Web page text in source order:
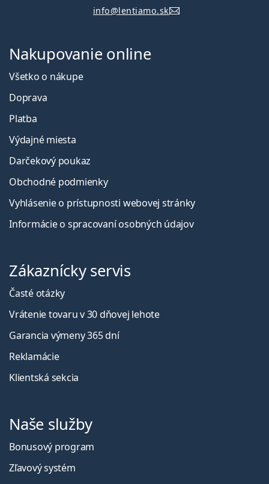
info@lentiamo.sk
Nakupovanie online
Všetko o nákupe
Doprava
Platba
Výdajné miesta
Darčekový poukaz
Obchodné podmienky
Vyhlásenie o prístupnosti webovej stránky
Informácie o spracovaní osobných údajov
Zákaznícky servis
Časté otázky
Vrátenie tovaru v 30 dňovej lehote
Garancia výmeny 365 dní
Reklamácie
Klientská sekcia
Naše služby
Bonusový program
Zľavový systém